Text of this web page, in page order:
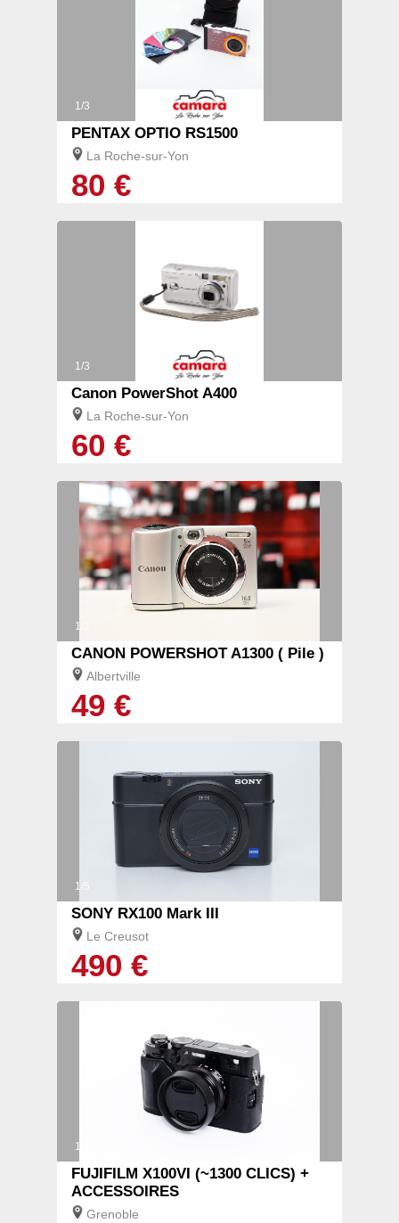
1/3
PENTAX OPTIO RS1500
La Roche-sur-Yon
80 €
1/3
Canon PowerShot A400
La Roche-sur-Yon
60 €
1/2
CANON POWERSHOT A1300 ( Pile )
Albertville
49 €
1/5
SONY RX100 Mark III
Le Creusot
490 €
1/3
FUJIFILM X100VI (~1300 CLICS) +
ACCESSOIRES
Grenoble